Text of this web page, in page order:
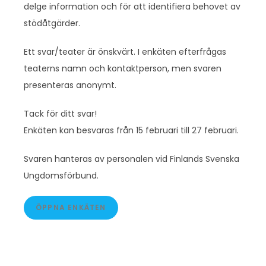
delge information och för att identifiera behovet av
stödåtgärder.
Ett svar/teater är önskvärt. I enkäten efterfrågas
teaterns namn och kontaktperson, men svaren
presenteras anonymt.
Tack för ditt svar!
Enkäten kan besvaras från 15 februari till 27 februari.
Svaren hanteras av personalen vid Finlands Svenska
Ungdomsförbund.
ÖPPNA ENKÄTEN